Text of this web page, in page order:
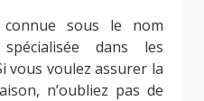
sous le nom
dans les
vous voulez assurer la
n’oubliez pas de